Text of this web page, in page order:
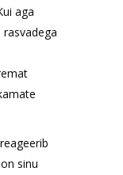
aga
sinu